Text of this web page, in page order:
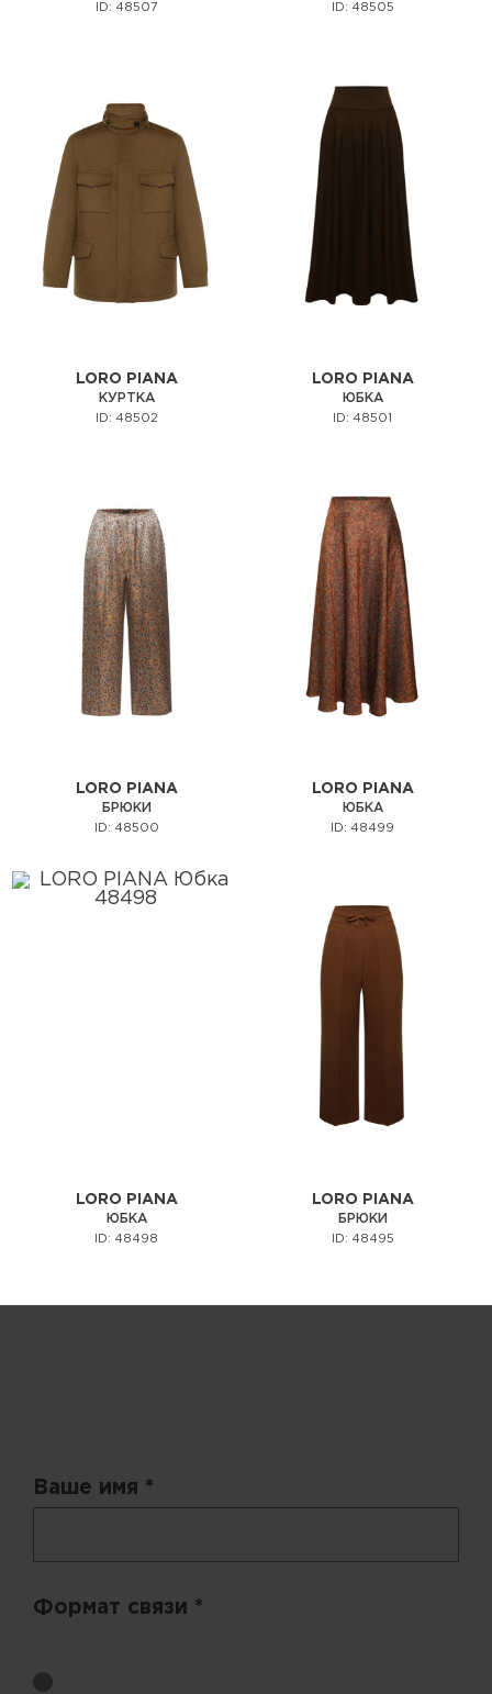
ID: 48507 ID: 48505
LORO PIANA
КУРТКА
ID: 48502
LORO PIANA
ЮБКА
ID: 48501
LORO PIANA
БРЮКИ
ID: 48500
LORO PIANA
ЮБКА
ID: 48499
LORO PIANA
ЮБКА
ID: 48498
LORO PIANA
БРЮКИ
ID: 48495
Ваше имя *
Формат связи *